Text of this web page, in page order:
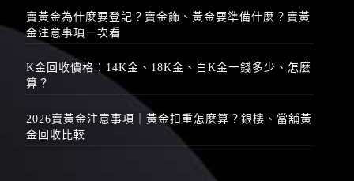
賣黃金為什麼要登記？賣金飾、黃金要準備什麼？賣黃
金注意事項一次看
K金回收價格：14K金、18K金、白K金一錢多少、怎麼
算？
2026賣黃金注意事項｜黃金扣重怎麼算？銀樓、當舖黃
金回收比較